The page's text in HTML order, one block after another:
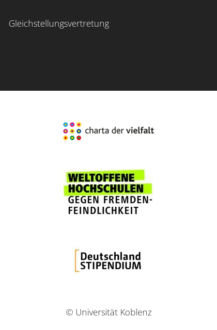
Gleichstellungsvertretung
© Universität Koblenz